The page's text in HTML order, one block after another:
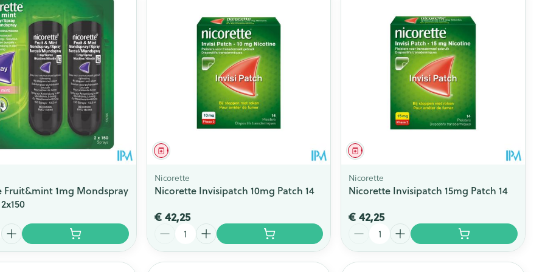
-
Supplementen
Insectenwerende
middelen
Parfums en
geurproducten
Zelfbruiner Scheren CBD
Mondmaskers
Fruit&mint 1mg Mondspray
Geneesmiddel
Nicorette
Nicorette Invisipatch 10mg Patch 14
€ 42,25
Geneesmiddel
Nicorette
Nicorette Invisipatch 15mg Patch 14
€ 42,25